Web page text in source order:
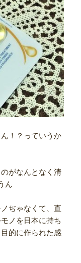
！？っていうか
がなんとなく清
ん
ぢゃなくて、直
ノを日本に持ち
的に作られた感